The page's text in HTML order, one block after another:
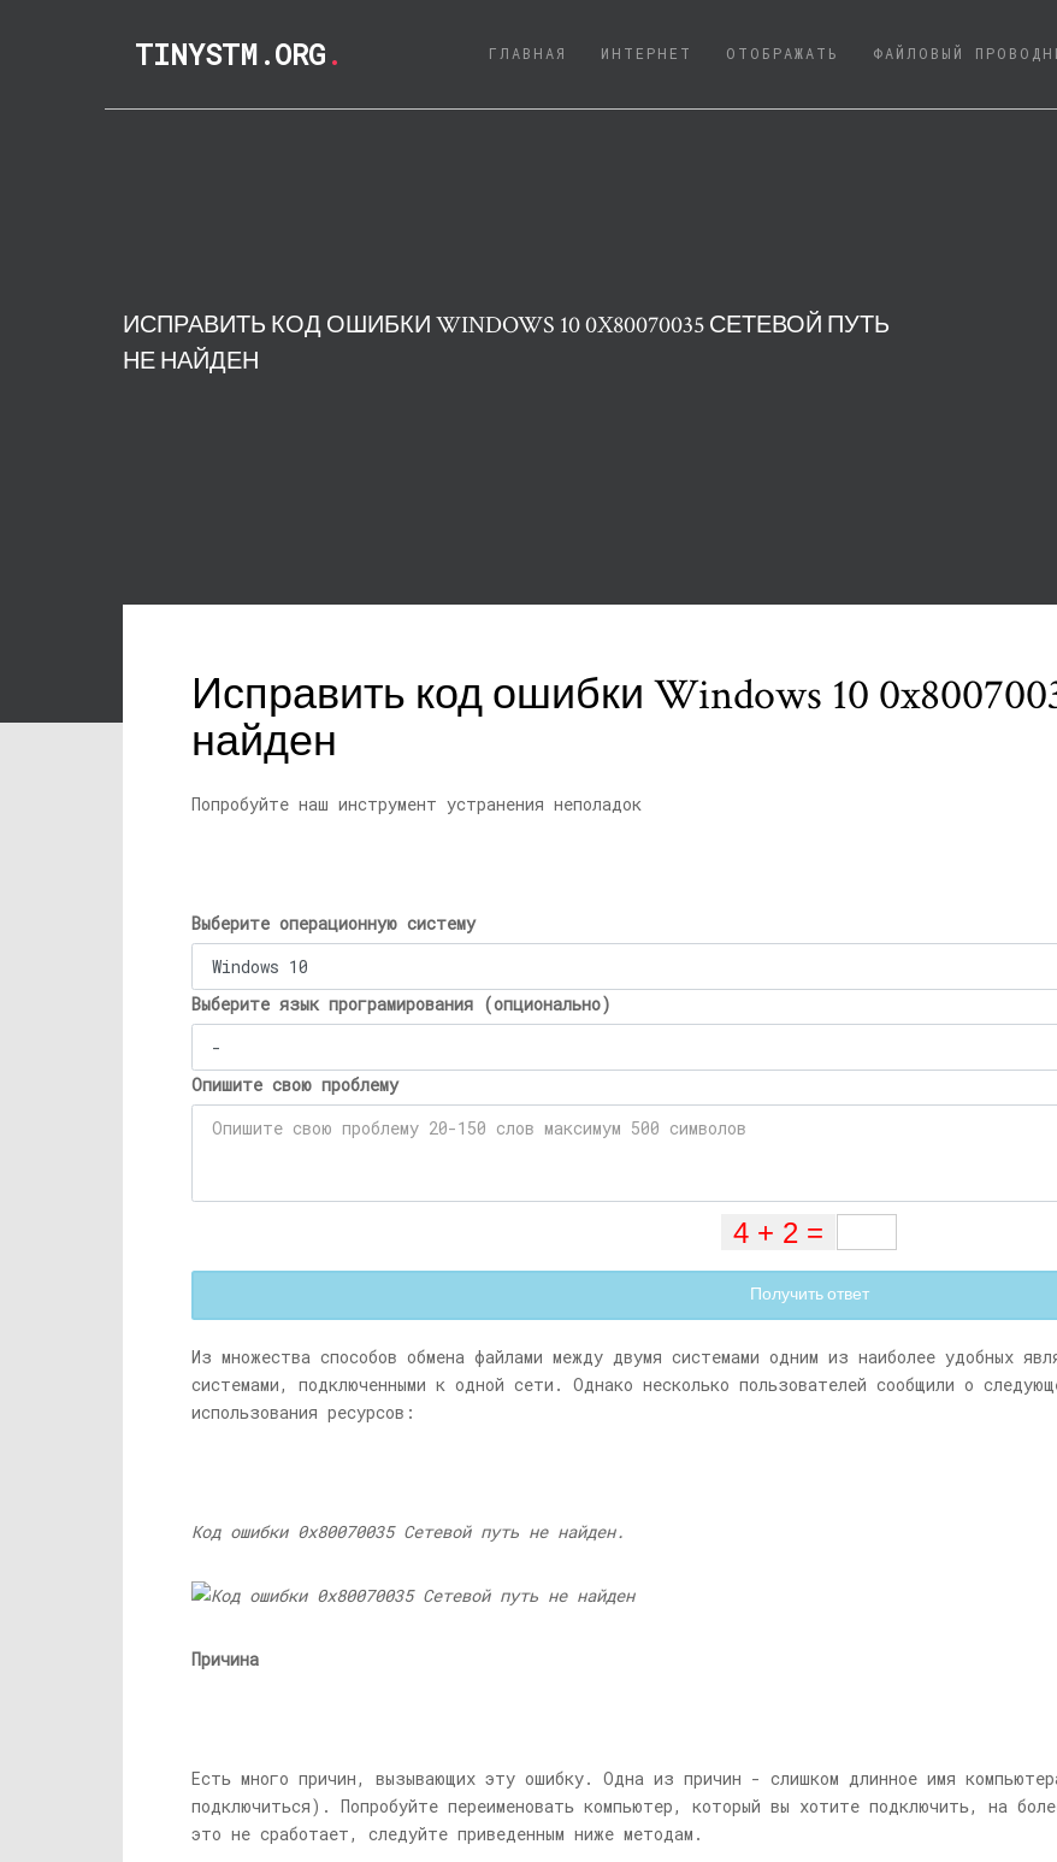
TINYSTM.ORG. ГЛАВНАЯ (CURRENT)
ИНТЕРНЕТ ОТОБРАЖАТЬ ФАЙЛОВЫЙ
ИСПРАВИТЬ КОД ОШИБКИ WINDOWS 10 0X80070035 СЕТЕВОЙ ПУТЬ
НЕ НАЙДЕН
Исправить код ошибки Windows 10
найден
Попробуйте наш инструмент устранения неполадок
Выберите операционную систему
Выберите язык програмирования (опционально)
Опишите свою проблему
Получить ответ
Из множества способов обмена файлами между двумя системами одним из наиболее удобных
системами, подключенными к одной сети. Однако несколько пользователей сообщили о
использования ресурсов:
Код ошибки 0x80070035 Сетевой путь не найден.
Причина
Есть много причин, вызывающих эту ошибку. Одна из причин - слишком длинное имя
подключиться). Попробуйте переименовать компьютер, который вы хотите подключить, на
это не сработает, следуйте приведенным ниже методам.